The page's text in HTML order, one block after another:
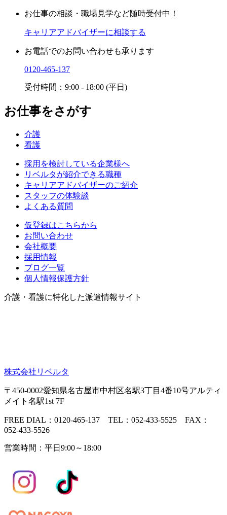
お仕事の相談・職場見学など随時受付中！
キャリアアドバイザーに相談する
お電話でのお問い合わせも承ります
0120-465-137
受付時間：9:00 - 18:00 (平日)
お仕事をさがす
介護
看護
採用を検討している企業様へ
リベルタが紹介できる職種
キャリアアドバイザーのご紹介
スタッフの体験談
よくある質問
仮登録はこちらから
お問い合わせ
会社概要
採用情報
ブログ一覧
個人情報保護方針
介護・看護に特化した派遣情報サイト
株式会社リベルタ
〒450-0002愛知県名古屋市中村区名駅3丁目4番10号アルティ
メイト名駅1st 7F
FREE DIAL：0120-465-137 TEL：052-433-5525 FAX：
052-433-5526
営業時間：平日9:00～18:00